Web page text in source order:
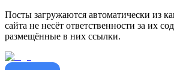
Посты загружаются автоматически из
сайта не несёт ответственности за их
размещённые в них ссылки.